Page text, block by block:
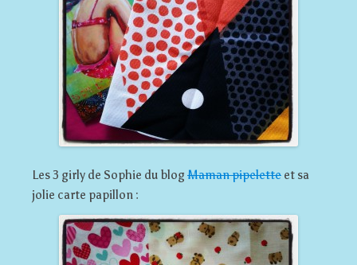
Les 3 girly de Sophie du blog Maman pipelette et sa
jolie carte papillon :